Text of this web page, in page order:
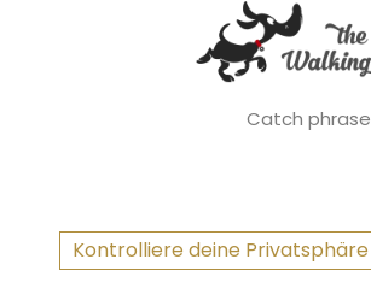
Catch phrase
Kontrolliere deine Privatsphäre